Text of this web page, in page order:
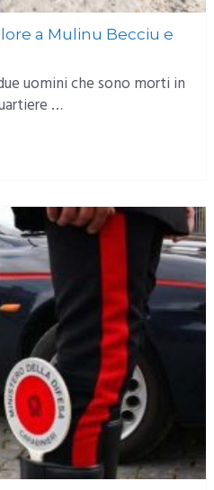
a Mulinu Becciu e
uomini che sono morti in
…